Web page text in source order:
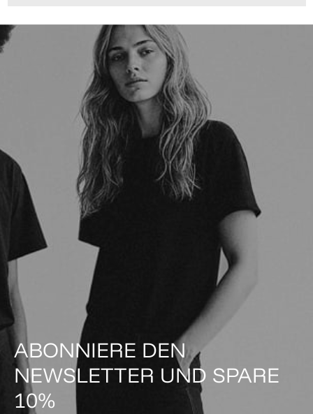
ABONNIERE DEN
NEWSLETTER UND SPARE
10%